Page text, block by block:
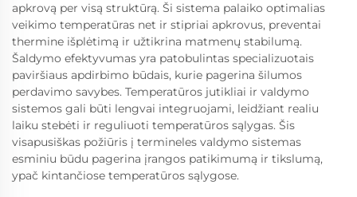
apkrovą per visą struktūrą. Ši sistema palaiko optimalias
veikimo temperatūras net ir stipriai apkrovus, preventai
thermine išplėtimą ir užtikrina matmenų stabilumą.
Šaldymo efektyvumas yra patobulintas specializuotais
paviršiaus apdirbimo būdais, kurie pagerina šilumos
perdavimo savybes. Temperatūros jutikliai ir valdymo
sistemos gali būti lengvai integruojami, leidžiant realiu
laiku stebėti ir reguliuoti temperatūros sąlygas. Šis
visapusiškas požiūris į termineles valdymo sistemas
esminiu būdu pagerina įrangos patikimumą ir tikslumą,
ypač kintančiose temperatūros sąlygose.